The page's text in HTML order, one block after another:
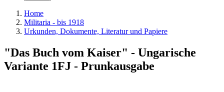
Home
Militaria - bis 1918
Urkunden, Dokumente, Literatur und Papiere
"Das Buch vom Kaiser" - Ungarische
Variante 1FJ - Prunkausgabe